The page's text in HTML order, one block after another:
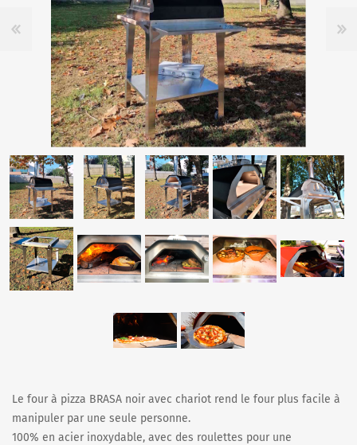
Le four à pizza BRASA noir avec chariot rend le four plus facile à
manipuler par une seule personne.
100% en acier inoxydable, avec des roulettes pour une